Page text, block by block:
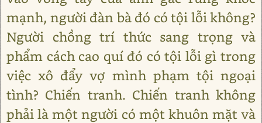
mạnh, người đàn bà đó có tội lỗi không?
Người chồng trí thức sang trọng và
phẩm cách cao quí đó có tội lỗi gì trong
việc xô đẩy vợ mình phạm tội ngoại
tình? Chiến tranh. Chiến tranh không
phải là một người có một khuôn mặt và